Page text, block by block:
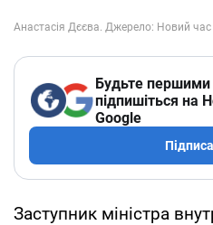
Будьте першими
підпишіться на
Google
Заступник міністра